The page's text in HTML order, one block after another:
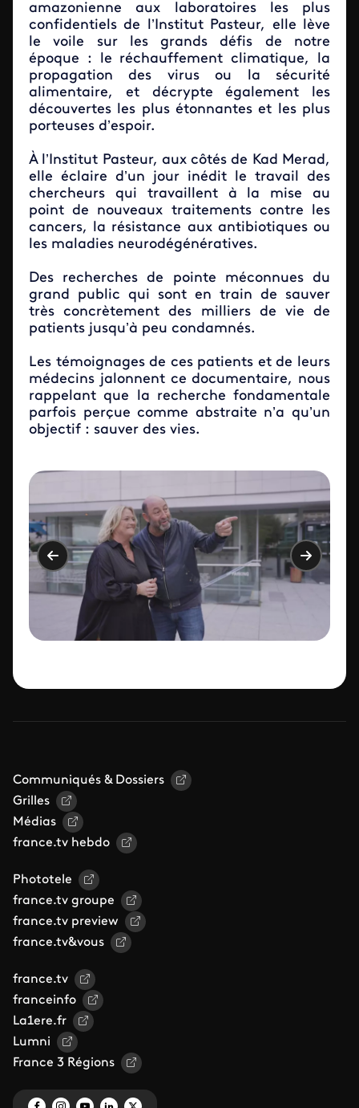
amazonienne aux laboratoires les plus
confidentiels de l’Institut Pasteur, elle lève
le voile sur les grands défis de notre
époque : le réchauffement climatique, la
propagation des virus ou la sécurité
alimentaire, et décrypte également les
découvertes les plus étonnantes et les plus
porteuses d’espoir.
À l’Institut Pasteur, aux côtés de Kad Merad,
elle éclaire d’un jour inédit le travail des
chercheurs qui travaillent à la mise au
point de nouveaux traitements contre les
cancers, la résistance aux antibiotiques ou
les maladies neurodégénératives.
Des recherches de pointe méconnues du
grand public qui sont en train de sauver
très concrètement des milliers de vie de
patients jusqu’à peu condamnés.
Les témoignages de ces patients et de leurs
médecins jalonnent ce documentaire, nous
rappelant que la recherche fondamentale
parfois perçue comme abstraite n’a qu’un
objectif : sauver des vies.
Communiqués & Dossiers
Grilles
Médias
france.tv hebdo
Phototele
france.tv groupe
france.tv preview
france.tv&vous
france.tv
franceinfo
La1ere.fr
Lumni
France 3 Régions